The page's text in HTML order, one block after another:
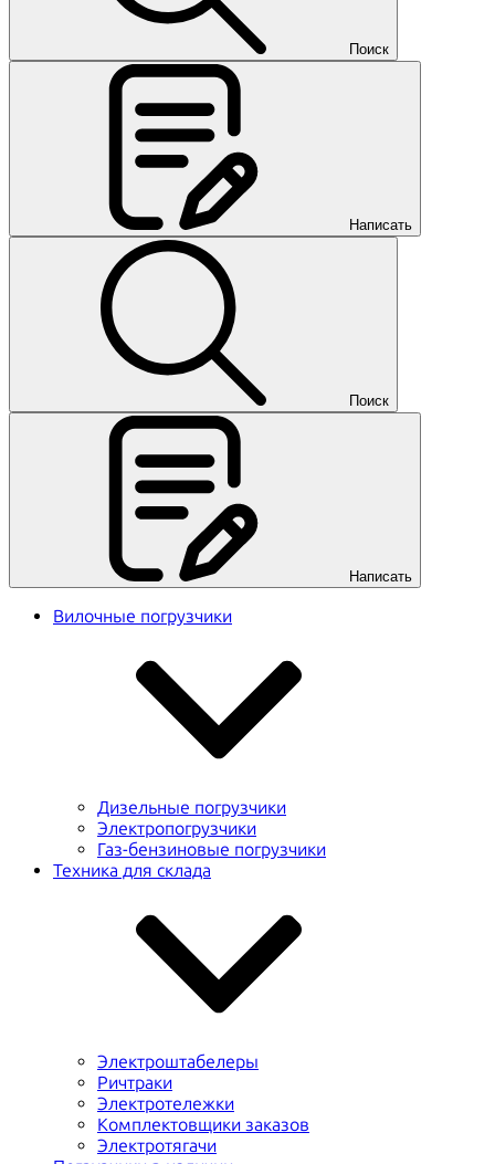
Поиск
Написать
Поиск
Написать
Вилочные погрузчики
Дизельные погрузчики
Электропогрузчики
Газ-бензиновые погрузчики
Техника для склада
Электроштабелеры
Ричтраки
Электротележки
Комплектовщики заказов
Электротягачи